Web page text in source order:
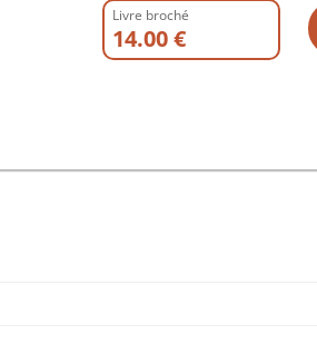
Livre broché
14.00 €